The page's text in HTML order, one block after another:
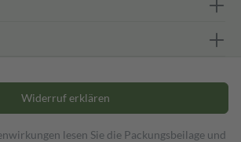
Widerruf erklären
lesen Sie die Packungsbeilage und